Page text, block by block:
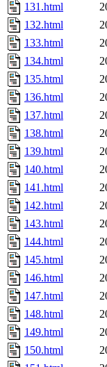
131.html
132.html
133.html
134.html
135.html
136.html
137.html
138.html
139.html
140.html
141.html
142.html
143.html
144.html
145.html
146.html
147.html
148.html
149.html
150.html